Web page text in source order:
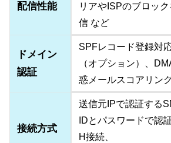
配信性能
リアやISPのブロッ
信 など
ドメイン
認証
SPFレコード登録対
（オプション）、
惑メールスコアリン
接続方式
送信元IPで認証する
IDとパスワードで認
H接続、